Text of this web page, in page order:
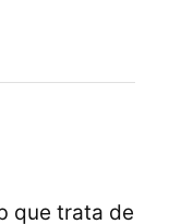
que trata de